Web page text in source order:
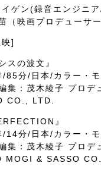
ゲン(録音エンジニ
（映画プロデューサー
]
スの波文』
85分/日本/カラー・
集：茂木綾子 プロデ
CO., LTD.
』
14分/日本/カラー・
集：茂木綾子 プロデ
MOGI & SASSO